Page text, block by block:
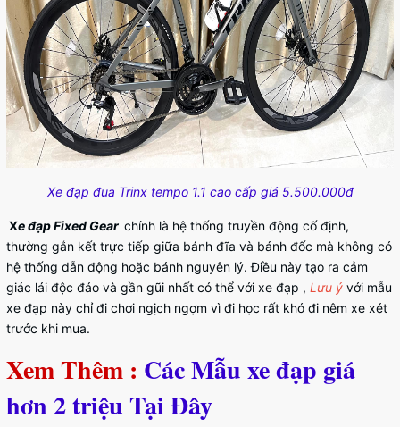
Xe đạp đua Trinx tempo 1.1 cao cấp giá 5.500.000đ
Xe đạp Fixed Gear chính là hệ thống truyền động cố định,
thường gắn kết trực tiếp giữa bánh đĩa và bánh đốc mà không có
hệ thống dẫn động hoặc bánh nguyên lý. Điều này tạo ra cảm
giác lái độc đáo và gần gũi nhất có thể với xe đạp , Lưu ý với mẫu
xe đạp này chỉ đi chơi ngịch ngợm vì đi học rất khó đi nêm xe xét
trước khi mua.
Xem Thêm : Các Mẫu xe đạp giá
hơn 2 triệu Tại Đây